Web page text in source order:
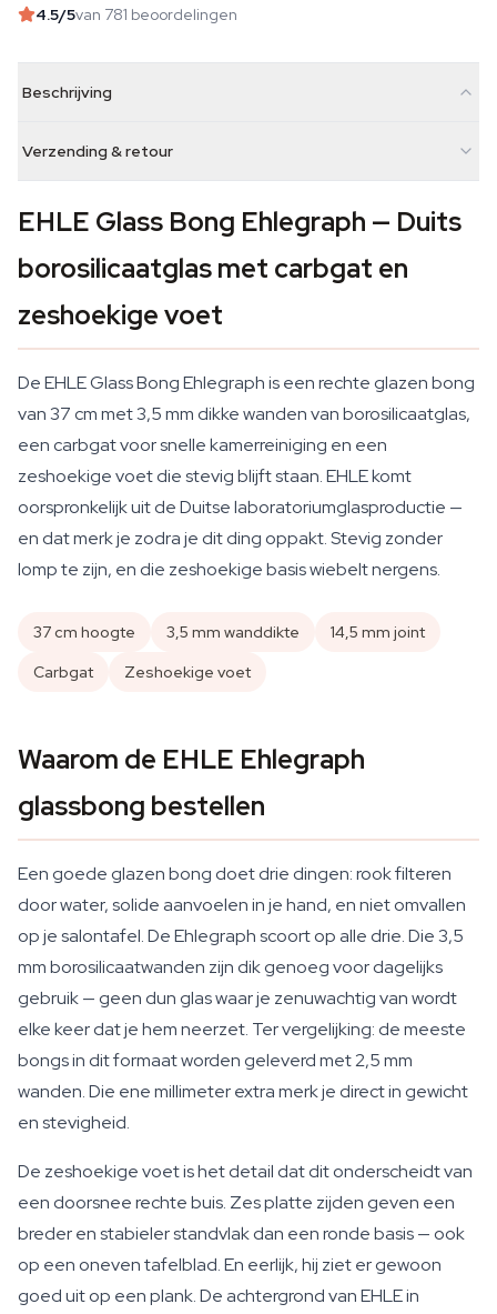
4.5/5van 781 beoordelingen
Beschrijving
Verzending & retour
EHLE Glass Bong Ehlegraph — Duits
borosilicaatglas met carbgat en
zeshoekige voet
De EHLE Glass Bong Ehlegraph is een rechte glazen bong
van 37 cm met 3,5 mm dikke wanden van borosilicaatglas,
een carbgat voor snelle kamerreiniging en een
zeshoekige voet die stevig blijft staan. EHLE komt
oorspronkelijk uit de Duitse laboratoriumglasproductie —
en dat merk je zodra je dit ding oppakt. Stevig zonder
lomp te zijn, en die zeshoekige basis wiebelt nergens.
37 cm hoogte 3,5 mm wanddikte
14,5 mm joint
Carbgat
Zeshoekige voet
Waarom de EHLE Ehlegraph
glassbong bestellen
Een goede glazen bong doet drie dingen: rook filteren
door water, solide aanvoelen in je hand, en niet omvallen
op je salontafel. De Ehlegraph scoort op alle drie. Die 3,5
mm borosilicaatwanden zijn dik genoeg voor dagelijks
gebruik — geen dun glas waar je zenuwachtig van wordt
elke keer dat je hem neerzet. Ter vergelijking: de meeste
bongs in dit formaat worden geleverd met 2,5 mm
wanden. Die ene millimeter extra merk je direct in gewicht
en stevigheid.
De zeshoekige voet is het detail dat dit onderscheidt van
een doorsnee rechte buis. Zes platte zijden geven een
breder en stabieler standvlak dan een ronde basis — ook
op een oneven tafelblad. En eerlijk, hij ziet er gewoon
goed uit op een plank. De achtergrond van EHLE in